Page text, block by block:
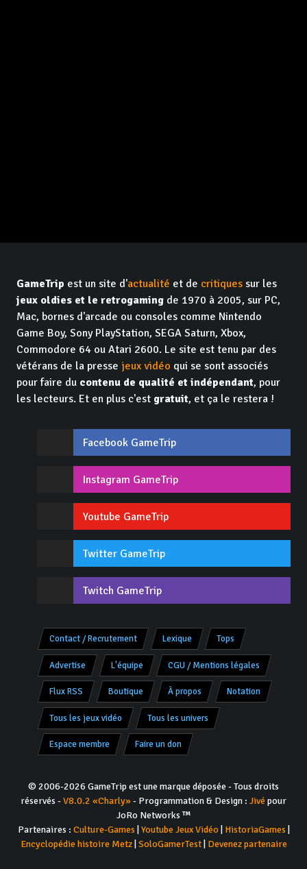
GameTrip est un site d'actualité et de critiques sur les
jeux oldies et le retrogaming de 1970 à 2005, sur PC,
Mac, bornes d'arcade ou consoles comme Nintendo
Game Boy, Sony PlayStation, SEGA Saturn, Xbox,
Commodore 64 ou Atari 2600. Le site est tenu par des
vétérans de la presse jeux vidéo qui se sont associés
pour faire du contenu de qualité et indépendant, pour
les lecteurs. Et en plus c'est gratuit, et ça le restera !
Facebook GameTrip
Instagram GameTrip
Youtube GameTrip
Twitter GameTrip
Twitch GameTrip
Contact / Recrutement Lexique Tops
Advertise L'équipe CGU / Mentions légales
Flux RSS Boutique À propos Notation
Tous les jeux vidéo Tous les univers
Espace membre Faire un don
© 2006-2026 GameTrip est une marque déposée - Tous droits
réservés -V8.0.2 «Charly»- Programmation & Design : Jivépour
JoRo Networks ™
Partenaires : Culture-Games Youtube Jeux Vidéo| HistoriaGames
Encyclopédie histoire Metz| SoloGamerTest| Devenez partenaire